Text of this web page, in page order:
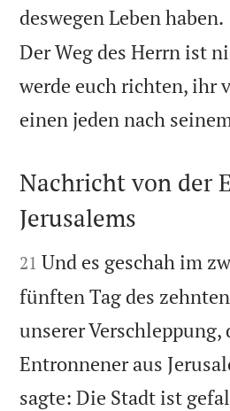
deswegen Leben haben.
Der Weg des Herrn ist
werde euch richten, ihr
einen jeden nach

Nachricht von der
Jerusalems

21 Und es geschah im
fünften Tag des
unserer Verschleppung,
Entronnener aus
sagte: Die Stadt ist